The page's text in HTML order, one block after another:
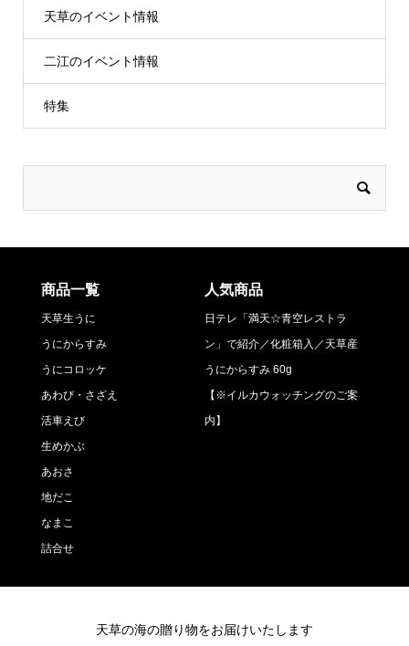
天草のイベント情報
二江のイベント情報
特集
商品一覧
天草生うに
うにからすみ
うにコロッケ
あわび・さざえ
活車えび
生めかぶ
あおさ
地だこ
なまこ
詰合せ
人気商品
日テレ「満天☆青空レストラ
ン」で紹介／化粧箱入／天草産
うにからすみ 60g
【※イルカウォッチングのご案
内】
天草の海の贈り物をお届けいたします